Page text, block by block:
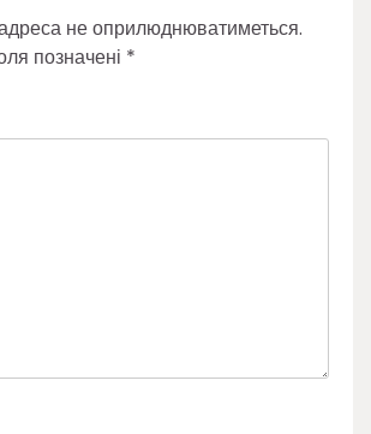
не оприлюднюватиметься.
позначені *